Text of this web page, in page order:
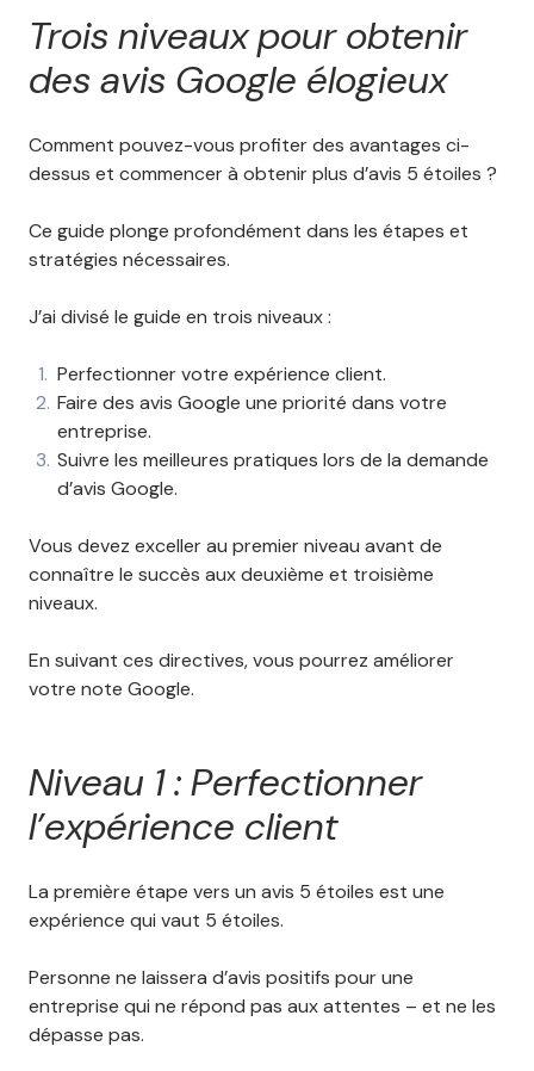
Trois niveaux pour obtenir
des avis Google élogieux
Comment pouvez-vous profiter des avantages ci-
dessus et commencer à obtenir plus d’avis 5 étoiles ?
Ce guide plonge profondément dans les étapes et
stratégies nécessaires.
J’ai divisé le guide en trois niveaux :
Perfectionner votre expérience client.
Faire des avis Google une priorité dans votre
entreprise.
Suivre les meilleures pratiques lors de la demande
d’avis Google.
Vous devez exceller au premier niveau avant de
connaître le succès aux deuxième et troisième
niveaux.
En suivant ces directives, vous pourrez améliorer
votre note Google.
Niveau 1 : Perfectionner
l’expérience client
La première étape vers un avis 5 étoiles est une
expérience qui vaut 5 étoiles.
Personne ne laissera d’avis positifs pour une
entreprise qui ne répond pas aux attentes – et ne les
dépasse pas.